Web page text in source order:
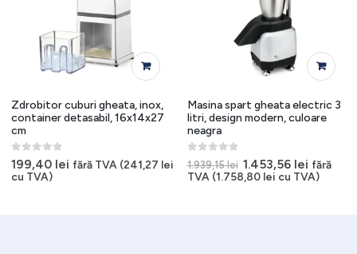
Zdrobitor cuburi gheata, inox,
container detasabil, 16x14x27
cm
0out of 5
199,40 lei fără TVA (241,27 lei
cu TVA)
Masina spart gheata electric 3
litri, design modern, culoare
neagra
0 out of 5
1.939,15lei Prețul
inițial
a
1.453,56 lei Prețul
curent
fără
TVA (1.758,80 lei cu TVA)